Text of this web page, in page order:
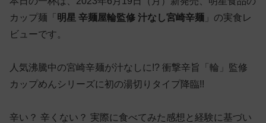
カップ麺「 明星 辛麺屋輪監修 汁なし宮崎辛麺 」の実食レ
ビューです。
人気沸騰中の宮崎辛麺が汁なしに!? 衝撃辛旨「輪」監修
カップめんシリーズに初の湯切りタイプ降臨!!
辛い？ 辛くない？ 実際に食べてみた感想と経験に基づい